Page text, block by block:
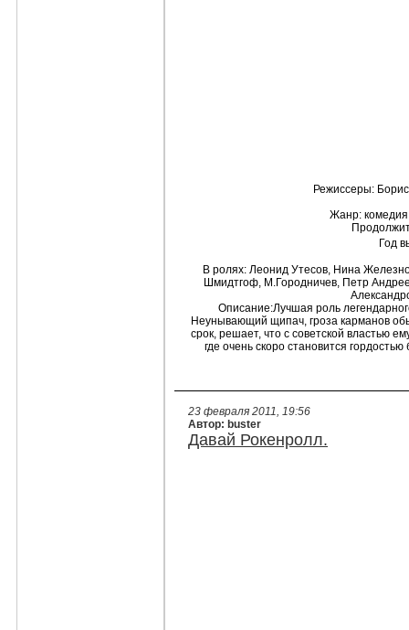
Режиссеры:
Жанр:
Год
В ролях: Леонид Утесов, Нина
Шмидтгоф, М.Городничев, Петр
Описание:Лучшая роль
Неунывающий щипач, гроза карманов
срок, решает, что с советской властью
где очень скоро становится
23 февраля 2011, 19:56
Автор: buster
Давай Рокенролл.